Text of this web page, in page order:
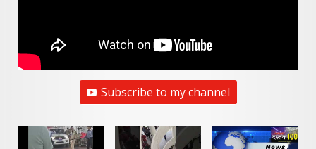
Subscribe to my channel